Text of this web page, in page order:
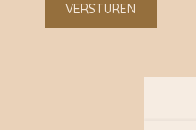
VERSTUREN